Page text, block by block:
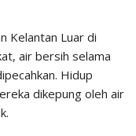
Kelantan Luar di
air bersih selama
Hidup
dikepung oleh air